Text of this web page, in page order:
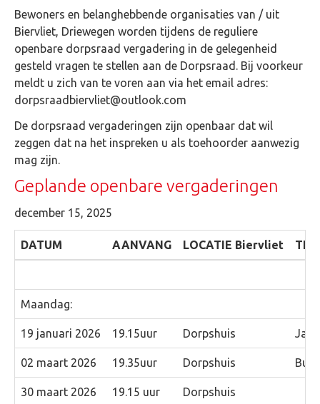
Bewoners en belanghebbende organisaties van / uit
Biervliet, Driewegen worden tijdens de reguliere
openbare dorpsraad vergadering in de gelegenheid
gesteld vragen te stellen aan de Dorpsraad. Bij voorkeur
meldt u zich van te voren aan via het email adres:
dorpsraadbiervliet@outlook.com
De dorpsraad vergaderingen zijn openbaar dat wil
zeggen dat na het inspreken u als toehoorder aanwezig
mag zijn.
Geplande openbare vergaderingen
december 15, 2025
DATUM AANVANG LOCATIE Biervliet
Maandag:
19 januari 2026 19.15uur Dorpshuis
02 maart 2026 19.35uur Dorpshuis
30 maart 2026 19.15 uur Dorpshuis